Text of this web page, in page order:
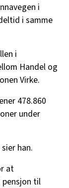
får, kan du
i
i samme
i
Handel og
Virke.
478.860
under
han.
at
pensjon til